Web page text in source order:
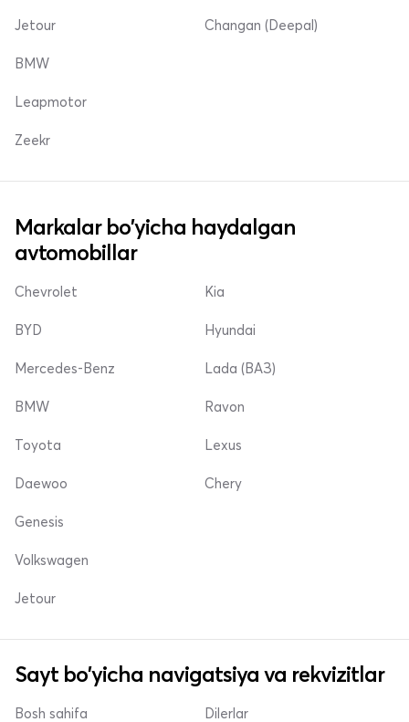
Jetour Changan (Deepal)
BMW
Leapmotor
Zeekr
Markalar bo'yicha haydalgan
avtomobillar
Chevrolet
BYD
Mercedes-Benz
Kia
Hyundai
Lada (ВАЗ)
BMW
Toyota
Daewoo
Ravon
Lexus
Chery
Genesis
Volkswagen
Jetour
Sayt bo'yicha navigatsiya va rekvizitlar
Bosh sahifa Dilerlar